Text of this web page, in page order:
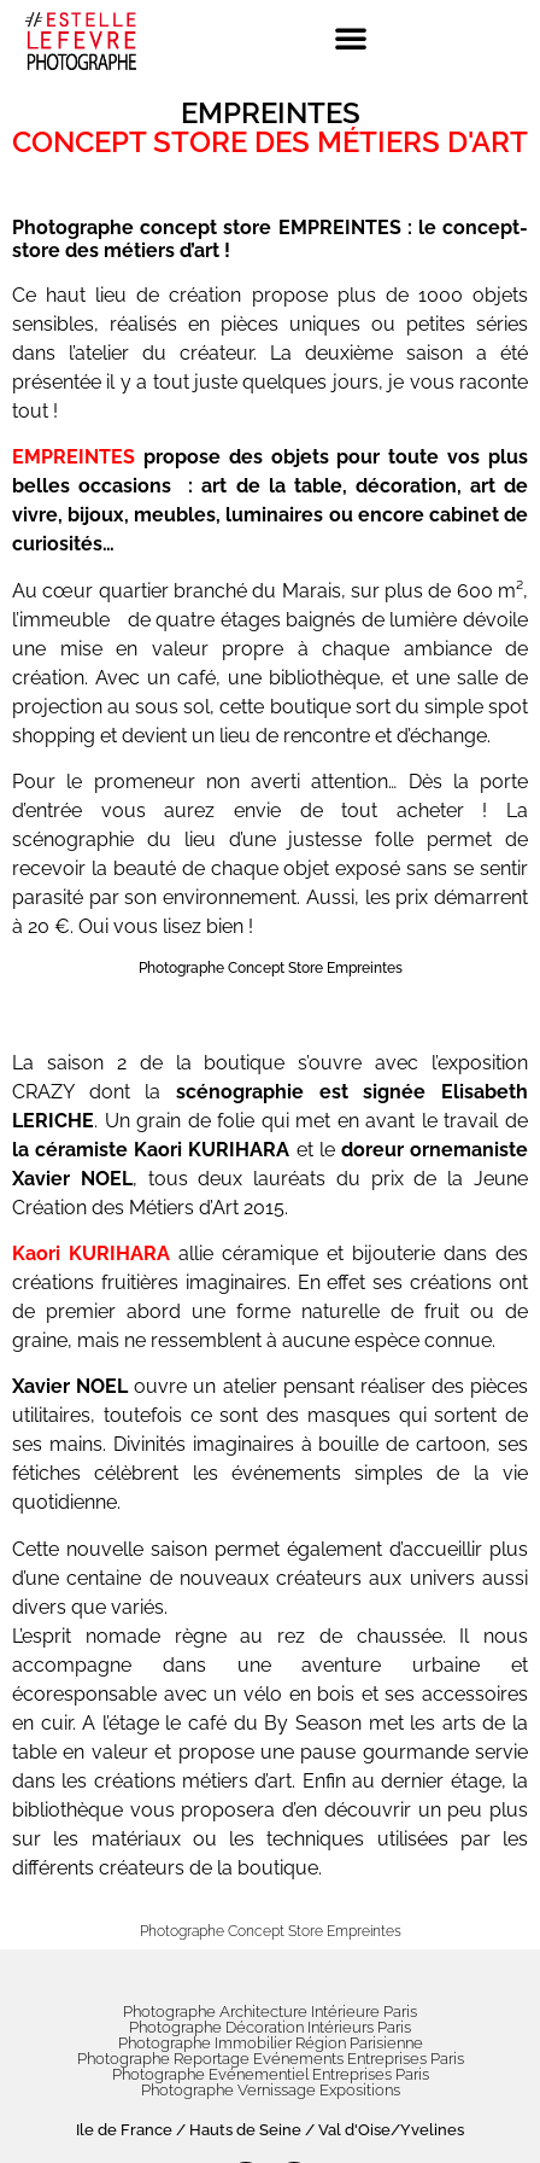
EMPREINTES
CONCEPT STORE DES MÉTIERS D'ART
Photographe concept store EMPREINTES : le concept-
store des métiers d’art !
Ce haut lieu de création propose plus de 1000 objets
sensibles, réalisés en pièces uniques ou petites séries
dans l’atelier du créateur. La deuxième saison a été
présentée il y a tout juste quelques jours, je vous raconte
tout !
EMPREINTES propose des objets pour toute vos plus
belles occasions : art de la table, décoration, art de
vivre, bijoux, meubles, luminaires ou encore cabinet de
curiosités…
Au cœur quartier branché du Marais, sur plus de 600 m²,
l’immeuble de quatre étages baignés de lumière dévoile
une mise en valeur propre à chaque ambiance de
création. Avec un café, une bibliothèque, et une salle de
projection au sous sol, cette boutique sort du simple spot
shopping et devient un lieu de rencontre et d’échange.
Pour le promeneur non averti attention… Dès la porte
d’entrée vous aurez envie de tout acheter ! La
scénographie du lieu d’une justesse folle permet de
recevoir la beauté de chaque objet exposé sans se sentir
parasité par son environnement. Aussi, les prix démarrent
à 20 €. Oui vous lisez bien !
Photographe Concept Store Empreintes
La saison 2 de la boutique s’ouvre avec l’exposition
CRAZY dont la scénographie est signée Elisabeth
LERICHE. Un grain de folie qui met en avant le travail de
la céramiste Kaori KURIHARA et le doreur ornemaniste
Xavier NOEL, tous deux lauréats du prix de la Jeune
Création des Métiers d’Art 2015.
Kaori KURIHARA allie céramique et bijouterie dans des
créations fruitières imaginaires. En effet ses créations ont
de premier abord une forme naturelle de fruit ou de
graine, mais ne ressemblent à aucune espèce connue.
Xavier NOELouvre un atelier pensant réaliser des pièces
utilitaires, toutefois ce sont des masques qui sortent de
ses mains. Divinités imaginaires à bouille de cartoon, ses
fétiches célèbrent les événements simples de la vie
quotidienne.
Cette nouvelle saison permet également d’accueillir plus
d’une centaine de nouveaux créateurs aux univers aussi
divers que variés.
L’esprit nomade règne au rez de chaussée. Il nous
accompagne dans une aventure urbaine et
écoresponsable avec un vélo en bois et ses accessoires
en cuir. A l’étage le café du By Season met les arts de la
table en valeur et propose une pause gourmande servie
dans les créations métiers d’art. Enfin au dernier étage, la
bibliothèque vous proposera d’en découvrir un peu plus
sur les matériaux ou les techniques utilisées par les
différents créateurs de la boutique.
Photographe Concept Store Empreintes
Photographe Architecture Intérieure Paris
Photographe Décoration Intérieurs Paris
Photographe Immobilier Région Parisienne
Photographe Reportage Evénements Entreprises Paris
Photographe Evénementiel Entreprises Paris
Photographe Vernissage Expositions
Ile de France / Hauts de Seine / Val d'Oise/Yvelines